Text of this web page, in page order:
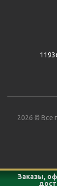
Заказы,
2026 © Все